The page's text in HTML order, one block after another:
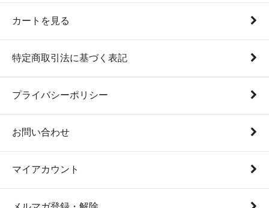
カートを見る
特定商取引法に基づく表記
プライバシーポリシー
お問い合わせ
マイアカウント